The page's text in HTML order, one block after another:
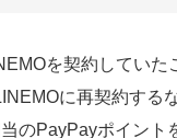
を契約していた
に再契約するな
のPayPayポイント